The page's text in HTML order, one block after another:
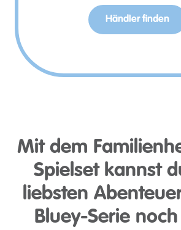
Händler finden
Mit dem
Spielset kannst
liebsten
Bluey-Serie